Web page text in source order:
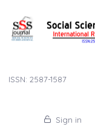
ISSN: 2587-1587
Sign in